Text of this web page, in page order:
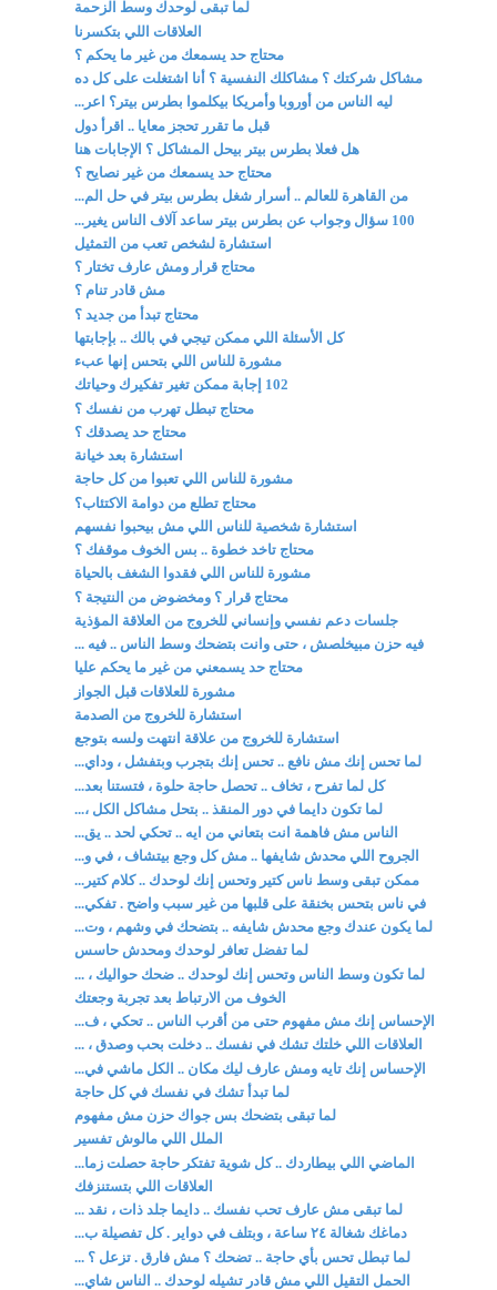
لما تبقى لوحدك وسط الزحمة
العلاقات اللي بتكسرنا
محتاج حد يسمعك من غير ما يحكم ؟
مشاكل شركتك ؟ مشاكلك النفسية ؟ أنا اشتغلت على كل ده
ليه الناس من أوروبا وأمريكا بيكلموا بطرس بيتر؟ اعر...
قبل ما تقرر تحجز معايا .. اقرأ دول
هل فعلا بطرس بيتر بيحل المشاكل ؟ الإجابات هنا
محتاج حد يسمعك من غير نصايح ؟
من القاهرة للعالم .. أسرار شغل بطرس بيتر في حل الم...
100 سؤال وجواب عن بطرس بيتر ساعد آلاف الناس يغير...
استشارة لشخص تعب من التمثيل
محتاج قرار ومش عارف تختار ؟
مش قادر تنام ؟
محتاج تبدأ من جديد ؟
كل الأسئلة اللي ممكن تيجي في بالك .. بإجابتها
مشورة للناس اللي بتحس إنها عبء
102 إجابة ممكن تغير تفكيرك وحياتك
محتاج تبطل تهرب من نفسك ؟
محتاج حد يصدقك ؟
استشارة بعد خيانة
مشورة للناس اللي تعبوا من كل حاجة
محتاج تطلع من دوامة الاكتئاب؟
استشارة شخصية للناس اللي مش بيحبوا نفسهم
محتاج تاخد خطوة .. بس الخوف موقفك ؟
مشورة للناس اللي فقدوا الشغف بالحياة
محتاج قرار ؟ ومخضوض من النتيجة ؟
جلسات دعم نفسي وإنساني للخروج من العلاقة المؤذية
فيه حزن مبيخلصش ، حتى وانت بتضحك وسط الناس .. فيه ...
محتاج حد يسمعني من غير ما يحكم عليا
مشورة للعلاقات قبل الجواز
استشارة للخروج من الصدمة
استشارة للخروج من علاقة انتهت ولسه بتوجع
لما تحس إنك مش نافع .. تحس إنك بتجرب وبتفشل ، وداي...
كل لما تفرح ، تخاف .. تحصل حاجة حلوة ، فتستنا بعد...
لما تكون دايما في دور المنقذ .. بتحل مشاكل الكل ،...
الناس مش فاهمة انت بتعاني من ايه .. تحكي لحد .. يق...
الجروح اللي محدش شايفها .. مش كل وجع بيتشاف ، في و...
ممكن تبقى وسط ناس كتير وتحس إنك لوحدك .. كلام كتير...
في ناس بتحس بخنقة على قلبها من غير سبب واضح . تفكي...
لما يكون عندك وجع محدش شايفه .. بتضحك في وشهم ، وت...
لما تفضل تعافر لوحدك ومحدش حاسس
لما تكون وسط الناس وتحس إنك لوحدك .. ضحك حواليك ، ...
الخوف من الارتباط بعد تجربة وجعتك
الإحساس إنك مش مفهوم حتى من أقرب الناس .. تحكي ، ف...
العلاقات اللي خلتك تشك في نفسك .. دخلت بحب وصدق ، ...
الإحساس إنك تايه ومش عارف ليك مكان .. الكل ماشي في...
لما تبدأ تشك في نفسك في كل حاجة
لما تبقى بتضحك بس جواك حزن مش مفهوم
الملل اللي مالوش تفسير
الماضي اللي بيطاردك .. كل شوية تفتكر حاجة حصلت زما...
العلاقات اللي بتستنزفك
لما تبقى مش عارف تحب نفسك .. دايما جلد ذات ، نقد ...
دماغك شغالة ٢٤ ساعة ، وبتلف في دواير . كل تفصيلة ب...
لما تبطل تحس بأي حاجة .. تضحك ؟ مش فارق . تزعل ؟ ...
الحمل التقيل اللي مش قادر تشيله لوحدك .. الناس شاي...